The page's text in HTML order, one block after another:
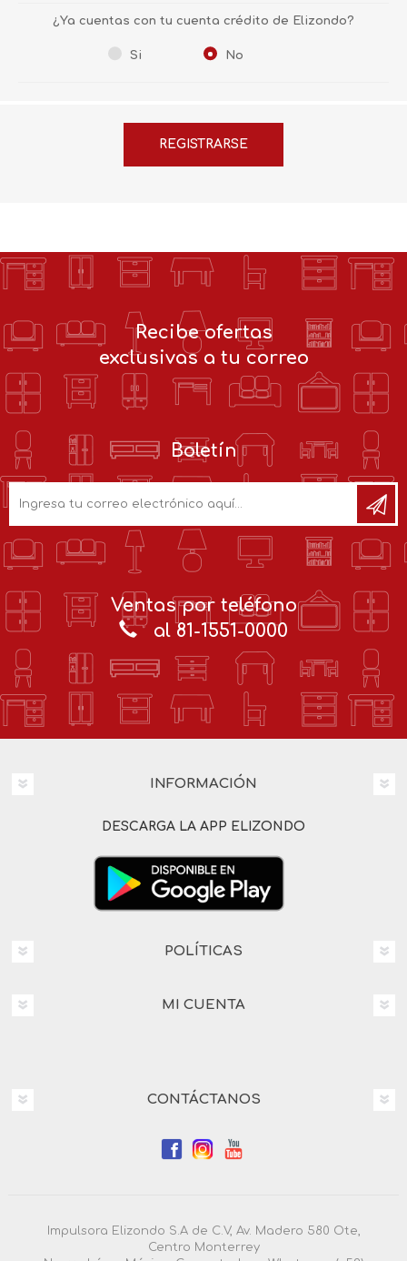
¿Ya cuentas con tu cuenta crédito de Elizondo?
Si No
Recibe ofertas
exclusivas a tu correo
Boletín
Ventas por teléfono
al 81-1551-0000
INFORMACIÓN
DESCARGA LA APP ELIZONDO
POLÍTICAS
MI CUENTA
CONTÁCTANOS
Impulsora Elizondo S.A de C.V, Av. Madero 580 Ote,
Centro Monterrey